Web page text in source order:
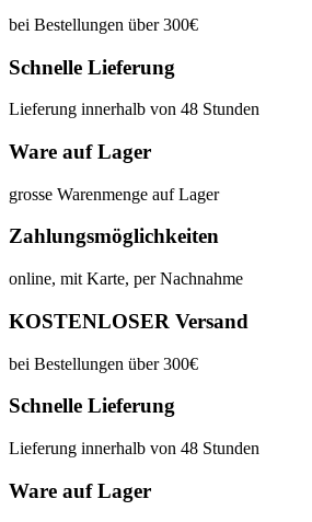
bei Bestellungen über 300€
Schnelle Lieferung
Lieferung innerhalb von 48 Stunden
Ware auf Lager
grosse Warenmenge auf Lager
Zahlungsmöglichkeiten
online, mit Karte, per Nachnahme
KOSTENLOSER Versand
bei Bestellungen über 300€
Schnelle Lieferung
Lieferung innerhalb von 48 Stunden
Ware auf Lager